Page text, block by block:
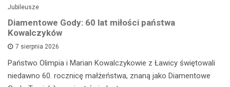
Jubileusze
Diamentowe Gody: 60 lat miłości państwa
Kowalczyków
7 sierpnia 2026
Państwo Olimpia i Marian Kowalczykowie z Ławicy świętowali
niedawno 60. rocznicę małżeństwa, znaną jako Diamentowe